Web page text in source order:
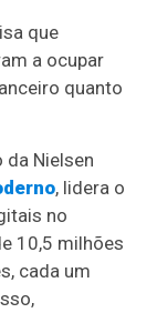
que
a ocupar
quanto
da Nielsen
, lidera o
no
10,5 milhões
cada um